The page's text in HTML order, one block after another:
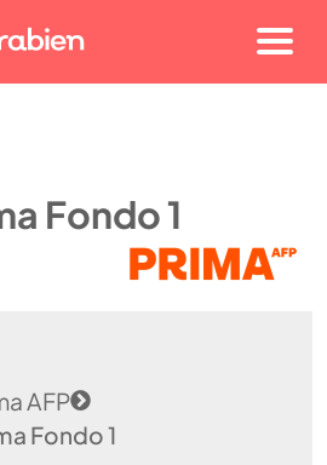
Fondo 1
AFP
Fondo 1